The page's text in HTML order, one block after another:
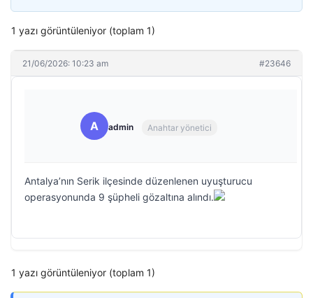
1 yazı görüntüleniyor (toplam 1)
21/06/2026: 10:23 am #23646
A admin Anahtar yönetici
Antalya’nın Serik ilçesinde düzenlenen uyuşturucu
operasyonunda 9 şüpheli gözaltına alındı.
1 yazı görüntüleniyor (toplam 1)